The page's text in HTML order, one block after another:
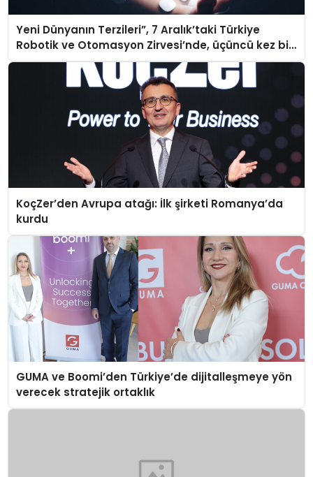
Yeni Dünyanın Terzileri”, 7 Aralık’taki Türkiye
Robotik ve Otomasyon Zirvesi’nde, üçüncü kez bir
araya geliyor
KoçZer’den Avrupa atağı: İlk şirketi Romanya’da
kurdu
GUMA ve Boomi’den Türkiye’de dijitalleşmeye yön
verecek stratejik ortaklık